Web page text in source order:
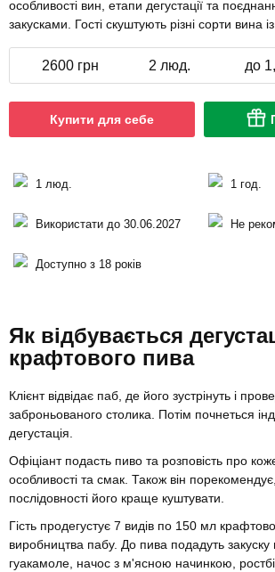
особливості вин, етапи дегустації та
закусками. Гості скуштують різні сорти вина
2600 грн 2 люд. до
Купити для себе
1 люд. 1 год.
Використати до 30.06.2027 Не
Доступно з 18 років
Як відбувається
крафтового пива
Клієнт відвідає паб, де його зустрінуть і
заброньованого столика. Потім почнеться
дегустація.
Офіціант подасть пиво та розповість про
особливості та смак. Також він
послідовності його краще куштувати.
Гість продегустує 7 видів по 150 мл
виробництва пабу. До пива подадуть закуску
гуакамоле, начос з м'ясною начинкою,